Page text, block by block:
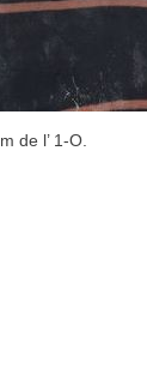
de l’ 1-O.